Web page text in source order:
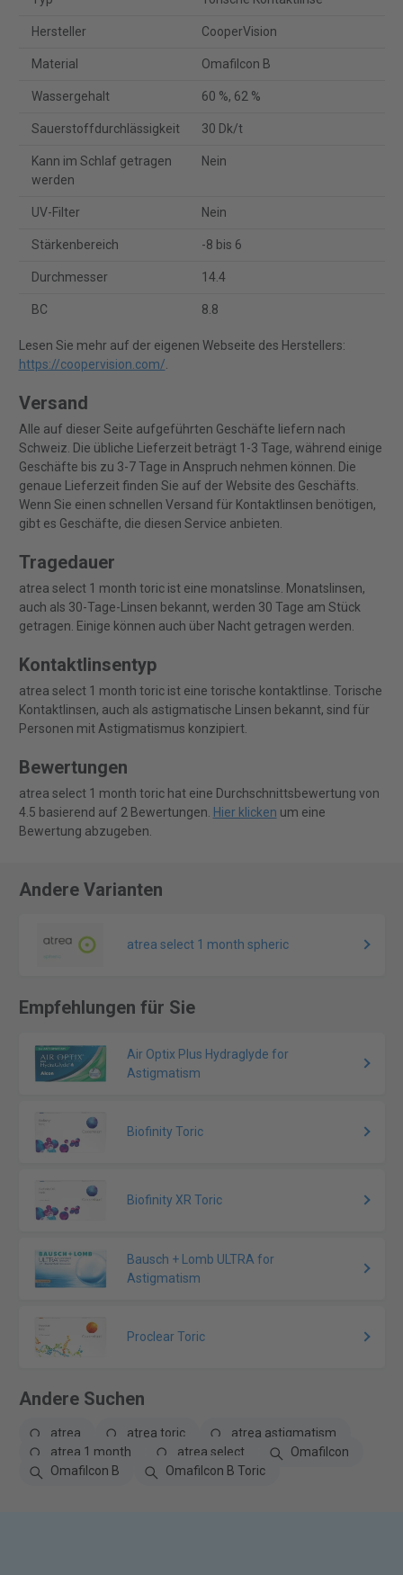
Hersteller CooperVision
Material Omafilcon B
Wassergehalt 60 %, 62 %
Sauerstoffdurchlässigkeit 30 Dk/t
Kann im Schlaf getragen
werden
Nein
UV-Filter Nein
Stärkenbereich -8 bis 6
Durchmesser 14.4
BC 8.8
Lesen Sie mehr auf der eigenen Webseite des Herstellers:
https://coopervision.com/.
Versand
Alle auf dieser Seite aufgeführten Geschäfte liefern nach
Schweiz. Die übliche Lieferzeit beträgt 1-3 Tage, während einige
Geschäfte bis zu 3-7 Tage in Anspruch nehmen können. Die
genaue Lieferzeit finden Sie auf der Website des Geschäfts.
Wenn Sie einen schnellen Versand für Kontaktlinsen benötigen,
gibt es Geschäfte, die diesen Service anbieten.
Tragedauer
atrea select 1 month toric ist eine monatslinse. Monatslinsen,
auch als 30-Tage-Linsen bekannt, werden 30 Tage am Stück
getragen. Einige können auch über Nacht getragen werden.
Kontaktlinsentyp
atrea select 1 month toric ist eine torische kontaktlinse. Torische
Kontaktlinsen, auch als astigmatische Linsen bekannt, sind für
Personen mit Astigmatismus konzipiert.
Bewertungen
atrea select 1 month toric hat eine Durchschnittsbewertung von
4.5 basierend auf 2 Bewertungen. Hier klicken um eine
Bewertung abzugeben.
Andere Varianten
atrea select 1 month spheric
Empfehlungen für Sie
Air Optix Plus Hydraglyde for
Astigmatism
Biofinity Toric
Biofinity XR Toric
Bausch + Lomb ULTRA for
Astigmatism
Proclear Toric
Andere Suchen
atrea atrea toric
atrea astigmatism
atrea 1 month
atrea select
Omafilcon
Omafilcon B
Omafilcon B Toric